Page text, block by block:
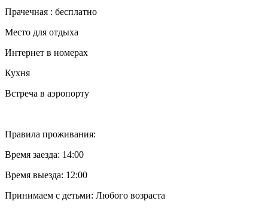
Прачечная : бесплатно
Место для отдыха
Интернет в номерах
Кухня
Встреча в аэропорту
Правила проживания:
Время заезда: 14:00
Время выезда: 12:00
Принимаем с детьми: Любого возраста